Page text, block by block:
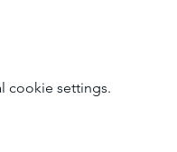
cookie settings.